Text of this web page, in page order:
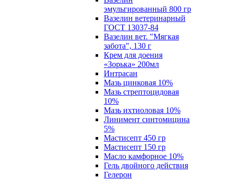
эмульгированный 800 гр
Вазелин ветеринарный
ГОСТ 13037-84
Вазелин вет. "Мягкая
забота", 130 г
Крем для доения
«Зорька» 200мл
Интрасан
Мазь цинковая 10%
Мазь стрептоцидовая
10%
Мазь ихтиоловая 10%
Линимент синтомицина
5%
Мастисепт 450 гр
Мастисепт 150 гр
Масло камфорное 10%
Гель двойного действия
Гелерон